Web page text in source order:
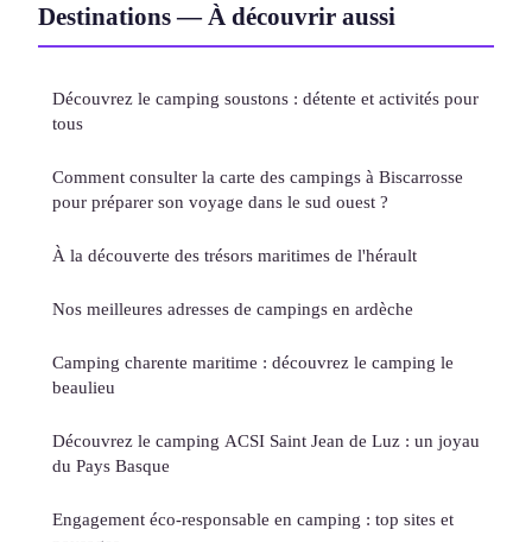
Destinations — À découvrir aussi
Découvrez le camping soustons : détente et activités pour
tous
Comment consulter la carte des campings à Biscarrosse
pour préparer son voyage dans le sud ouest ?
À la découverte des trésors maritimes de l'hérault
Nos meilleures adresses de campings en ardèche
Camping charente maritime : découvrez le camping le
beaulieu
Découvrez le camping ACSI Saint Jean de Luz : un joyau
du Pays Basque
Engagement éco-responsable en camping : top sites et